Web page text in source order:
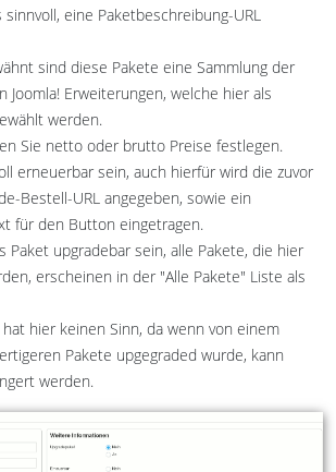
eine Paketbeschreibung-URL
sind diese Pakete eine Sammlung der
Joomla! Erweiterungen, welche hier als
werden.
Sie netto oder brutto Preise festlegen.
erneuerbar sein, auch hierfür wird die zuvor
Bestell-URL angegeben, sowie ein
für den Button eingetragen.
Paket upgradebar sein, alle Pakete, die hier
erscheinen in der "Alle Pakete" Liste als
hier keinen Sinn, da wenn von einem
Pakete upgegraded wurde, kann
werden.